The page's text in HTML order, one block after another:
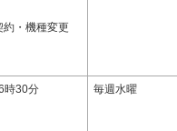
約・機種変更
時30分 毎週水曜